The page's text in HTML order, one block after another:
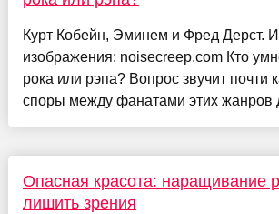
Курт Кобейн, Эминем и Фред Дерст.
изображения: noisecreep.com Кто
рока или рэпа? Вопрос звучит почти
споры между фанатами этих жанров
Опасная красота: наращивание
лишить зрения